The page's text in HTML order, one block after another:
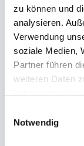
zu können und
analysieren.
Verwendung
soziale Medien,
Partner führen
weiteren Daten
Notwendig
30g rund (Ø